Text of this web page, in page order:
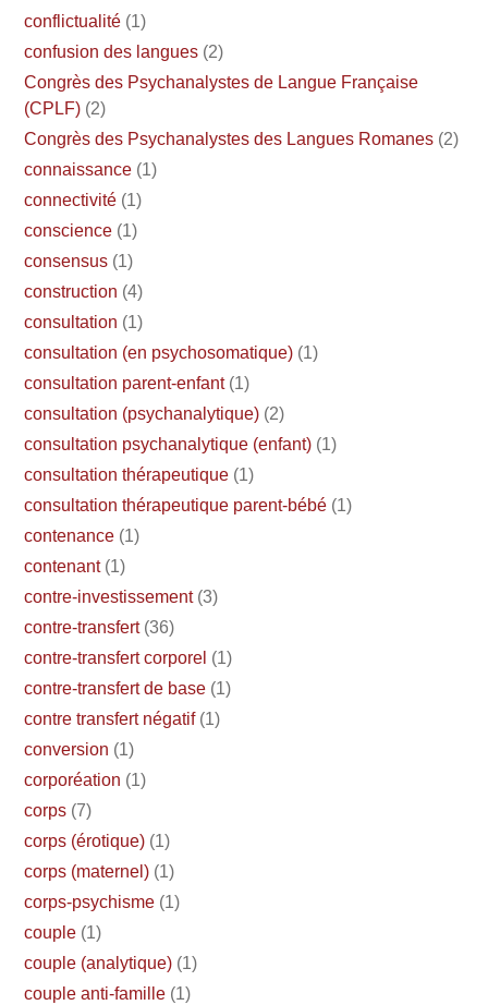
conflictualité (1)
confusion des langues (2)
Congrès des Psychanalystes de Langue Française
(CPLF) (2)
Congrès des Psychanalystes des Langues Romanes (2)
connaissance (1)
connectivité (1)
conscience (1)
consensus (1)
construction (4)
consultation (1)
consultation (en psychosomatique) (1)
consultation parent-enfant (1)
consultation (psychanalytique) (2)
consultation psychanalytique (enfant) (1)
consultation thérapeutique (1)
consultation thérapeutique parent-bébé (1)
contenance (1)
contenant (1)
contre-investissement (3)
contre-transfert (36)
contre-transfert corporel (1)
contre-transfert de base (1)
contre transfert négatif (1)
conversion (1)
corporéation (1)
corps (7)
corps (érotique) (1)
corps (maternel) (1)
corps-psychisme (1)
couple (1)
couple (analytique) (1)
couple anti-famille (1)